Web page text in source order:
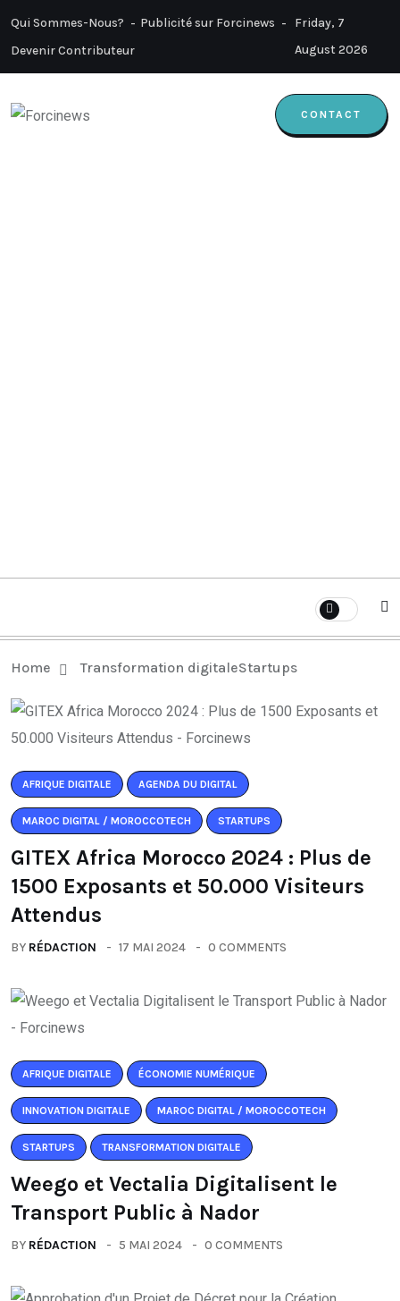
Qui Sommes-Nous?
Publicité sur Forcinews
Devenir Contributeur
Friday, 7
August 2026
CONTACT
Home Transformation digitaleStartups
AFRIQUE DIGITALE AGENDA DU DIGITAL
MAROC DIGITAL / MOROCCOTECH STARTUPS
GITEX Africa Morocco 2024 : Plus de
1500 Exposants et 50.000 Visiteurs
Attendus
BY RÉDACTION 17 MAI 2024 0 COMMENTS
AFRIQUE DIGITALE ÉCONOMIE NUMÉRIQUE
INNOVATION DIGITALE MAROC DIGITAL / MOROCCOTECH
STARTUPS TRANSFORMATION DIGITALE
Weego et Vectalia Digitalisent le
Transport Public à Nador
BY RÉDACTION 5 MAI 2024 0 COMMENTS